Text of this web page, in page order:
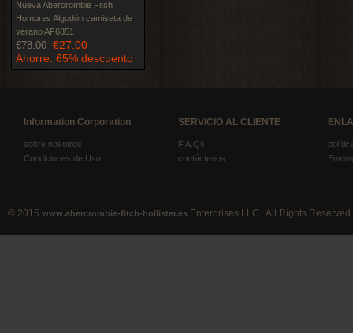
Nueva Abercrombie Fitch
Hombres Algodón camiseta de
verano AF6851
€78.00 €27.00
Ahorre: 65% descuento
Information Corporation
sobre nosotros
Condiciones de Uso
SERVICIO AL CLIENTE
F.A.Qs
contáctenos
© 2015 www.abercrombie-fitch-hollister.es Enterprises LLC.. All Rights Reserved.